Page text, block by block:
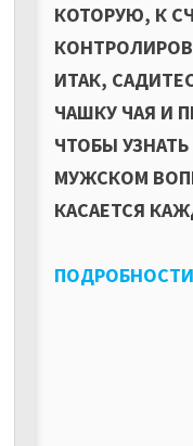
КОТОРУЮ, К
ИТАК,
ЧАШКУ ЧАЯ И
ЧТОБЫ
МУЖСКОМ
КАСАЕТСЯ